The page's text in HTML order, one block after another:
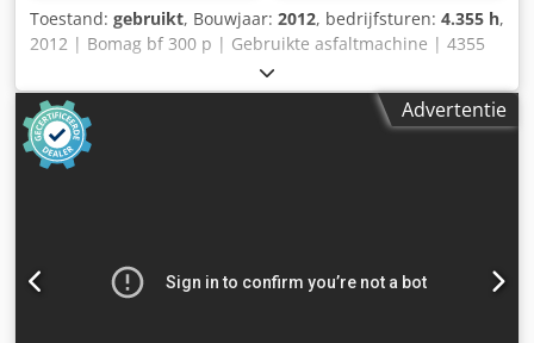
Toestand: gebruikt, Bouwjaar: 2012, bedrijfsturen: 4.355 h,
2012 | Bomag bf 300 p | Gebruikte asfaltmachine | 4355
draaiuren 📍Locatie: Frankrijk 🚛 Levering mogelijk tot uw
bestemming – Gebruik onze verzendcalculator om de
transportkosten in te schatten! Dcedpfxezk Alno Afvek 💰
Koop nu voor € 29.500 of doe een bod. Betaling bij levering
mogelijk tegen een betaalbare vergoeding (onder
de inspecteur: Standaardplatform niet gevonden, centrale
schrijfbalk niet verwarmd tijdens de inspectie, centrale
Advertentie